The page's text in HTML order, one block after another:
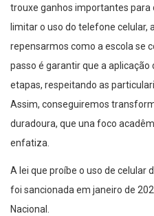
trouxe ganhos importantes para
limitar o uso do telefone celular,
repensarmos como a escola se
passo é garantir que a
etapas, respeitando as
Assim, conseguiremos
duradoura, que una foco
enfatiza.
A lei que proíbe o uso de celular
foi sancionada em janeiro de
Nacional.